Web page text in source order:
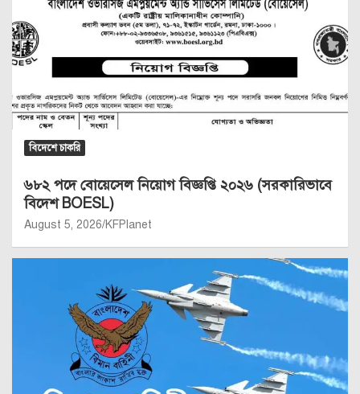
বিদেশে চাকরি
৬৮২ পদে বোয়েসেল নিয়োগ বিজ্ঞপ্তি ২০২৬ (সরকারিভাবে
বিদেশ BOESL)
August 5, 2026 KFPlanet